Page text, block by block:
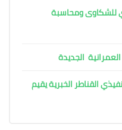
للشكاوى ومحاسبة
الجديدة
القناطر الخبرية يقيم